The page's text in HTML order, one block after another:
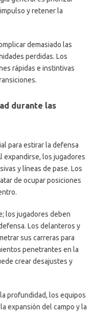
y retener la
demasiado las
perdidas. Los
rápidas e instintivas
durante las
para estirar la defensa
expandirse, los jugadores
y líneas de pase. Los
de ocupar posiciones
los jugadores deben
Los delanteros y
sus carreras para
penetrantes en la
crear desajustes y
profundidad, los equipos
expansión del campo y la